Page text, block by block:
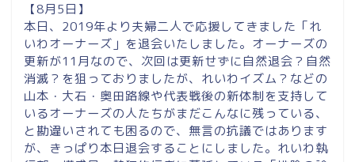
【8月5日】
本日、2019年より夫婦二人で応援してきました「れ
いわオーナーズ」を退会いたしました。オーナーズの
更新が11月なので、次回は更新せずに自然退会？自然
消滅？を狙っておりましたが、れいわイズム？などの
山本・大石・奥田路線や代表戦後の新体制を支持して
いるオーナーズの人たちがまだこんなに残っている、
と勘違いされても困るので、無言の抗議ではあります
が、きっぱり本日退会することにしました。れいわ執